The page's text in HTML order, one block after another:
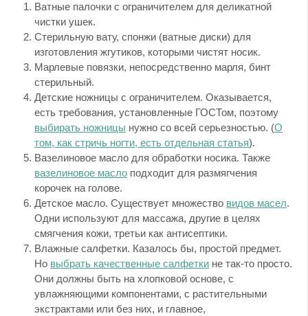
Ватные палочки с ограничителем для деликатной
чистки ушек.
Стерильную вату, спонжи (ватные диски) для
изготовления жгутиков, которыми чистят носик.
Марлевые повязки, непосредственно марля, бинт
стерильный.
Детские ножницы с ограничителем. Оказывается,
есть требования, установленные ГОСТом, поэтому
выбирать ножницы нужно со всей серьезностью. (О
том, как стричь ногти, есть отдельная статья).
Вазелиновое масло для обработки носика. Также
вазелиновое масло подходит для размягчения
корочек на голове.
Детское масло. Существует множество видов масел.
Одни используют для массажа, другие в целях
смягчения кожи, третьи как антисептики.
Влажные салфетки. Казалось бы, простой предмет.
Но выбрать качественные салфетки не так-то просто.
Они должны быть на хлопковой основе, с
увлажняющими компонентами, с растительными
экстрактами или без них, и главное,